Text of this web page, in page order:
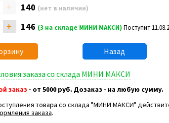
+ 140 (нет в наличии)
+ 146 (3 на складе МИНИ МАКСИ) Поступит
Назад
заказа со склада МИНИ МАКСИ
заказ - от 5000 руб. Дозаказ - на любую сумму.
товара со склада "МИНИ МАКСИ"
заказа.